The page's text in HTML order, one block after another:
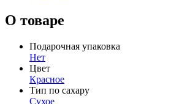
О товаре
Подарочная упаковка
Нет
Цвет
Красное
Тип по сахару
Сухое